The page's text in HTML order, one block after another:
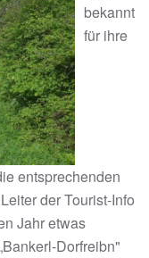
bekannt
für ihre
entsprechenden
der Tourist-Info
Jahr etwas
Dorfreibn"